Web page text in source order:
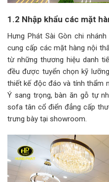
1.2 Nhập khẩu các mặt
Hưng Phát Sài Gòn chi nhánh
cung cấp các mặt hàng nội
từ những thương hiệu danh
đều được tuyển chọn kỹ
thiết kế độc đáo và tính thẩm
Ý sang trọng, bàn ăn gỗ tự
sofa tân cổ điển đẳng cấp
trưng bày tại showroom.